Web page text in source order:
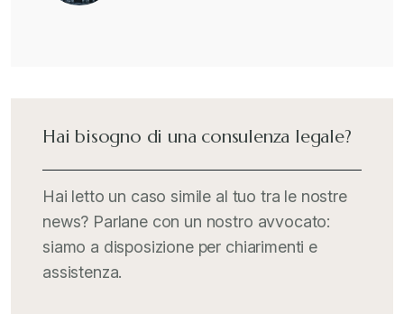
Hai bisogno di una consulenza legale?
Hai letto un caso simile al tuo tra le nostre
news? Parlane con un nostro avvocato:
siamo a disposizione per chiarimenti e
assistenza.